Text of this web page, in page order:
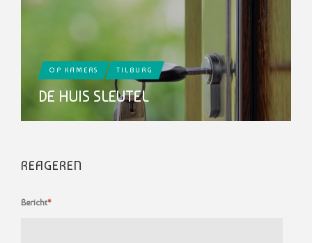
OP KAMERS TILBURG
DE HUIS SLEUTEL
REAGEREN
Bericht*